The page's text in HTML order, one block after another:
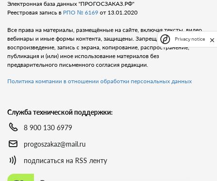
Электронная база данных "ПРОГОСЗАКАЗ.РФ"
Реестровая запись в РПО № 6169 от 13.01.2020
Все права на материалы, размещённые на сайте, включая тексты, видео,
вебинары и иные формы контента, защищены. Запрещается любое
воспроизведение, запись с экрана, копирование, распространение,
публикация и (или) иное использование материалов без
предварительного письменного согласия редакции.
Политика компании в отношении обработки персональных данных
Служба технической поддержки:
8 900 130 6979
progoszakaz@mail.ru
подписаться на RSS ленту
Privacy notice